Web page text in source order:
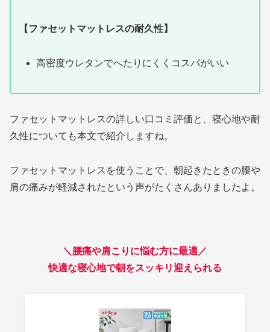
【ファセットマットレスの耐久性】
高密度ウレタンでへたりにくくコスパがいい
ファセットマットレスの詳しい口コミ評価と、寝心地や耐
久性についても本文で紹介しますね。
ファセットマットレスを使うことで、朝起きたときの腰や
肩の痛みが軽減されたという声がたくさんありましたよ。
＼腰痛や肩こりに悩む方に最適／
快適な寝心地で朝をスッキリ迎えられる